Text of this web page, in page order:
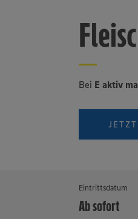
Faires
Diversität
Bei E aktiv
Eintrittsdatum
Ab sofort